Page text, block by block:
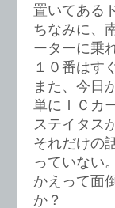
置いてある
ちなみに、
ーターに乗
１０番はす
また、今日
単にＩＣカ
ステイタス
それだけの
っていない。
かえって面
か？